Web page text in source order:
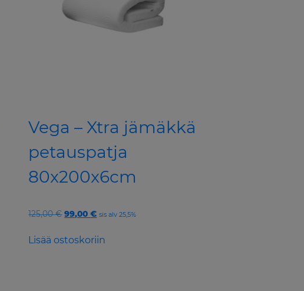
Vega – Xtra jämäkkä
petauspatja
80x200x6cm
125,00€ Original
was:
99,00€Current
is:
sis alv 25,5%
Lisää ostoskoriin